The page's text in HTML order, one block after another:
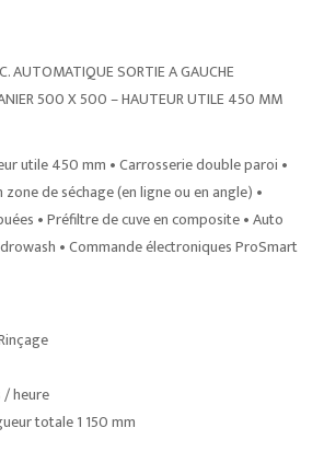
AUTOMATIQUE SORTIE A GAUCHE
500 X 500 – HAUTEUR UTILE 450 MM
utile 450 mm • Carrosserie double paroi •
de séchage (en ligne ou en angle) •
• Préfiltre de cuve en composite • Auto
• Commande électroniques ProSmart
heure
totale 1 150 mm